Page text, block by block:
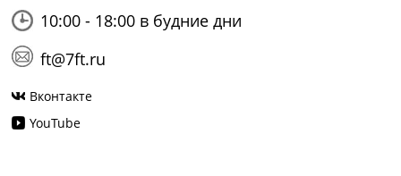
10:00 - 18:00 в будние дни
ft@7ft.ru
Вконтакте
YouTube